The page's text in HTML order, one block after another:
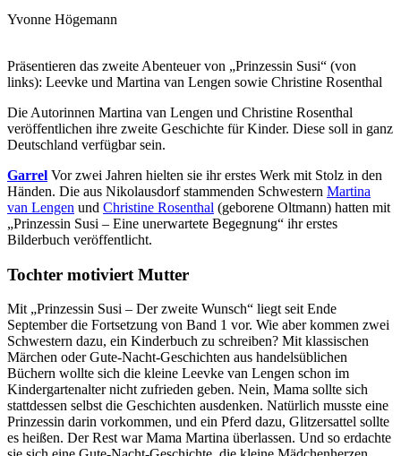
Yvonne Högemann
Präsentieren das zweite Abenteuer von „Prinzessin Susi“ (von
links): Leevke und Martina van Lengen sowie Christine Rosenthal
Die Autorinnen Martina van Lengen und Christine Rosenthal
veröffentlichen ihre zweite Geschichte für Kinder. Diese soll in ganz
Deutschland verfügbar sein.
Garrel Vor zwei Jahren hielten sie ihr erstes Werk mit Stolz in den
Händen. Die aus Nikolausdorf stammenden Schwestern Martina
van Lengen und Christine Rosenthal (geborene Oltmann) hatten mit
„Prinzessin Susi – Eine unerwartete Begegnung“ ihr erstes
Bilderbuch veröffentlicht.
Tochter motiviert Mutter
Mit „Prinzessin Susi – Der zweite Wunsch“ liegt seit Ende
September die Fortsetzung von Band 1 vor. Wie aber kommen zwei
Schwestern dazu, ein Kinderbuch zu schreiben? Mit klassischen
Märchen oder Gute-Nacht-Geschichten aus handelsüblichen
Büchern wollte sich die kleine Leevke van Lengen schon im
Kindergartenalter nicht zufrieden geben. Nein, Mama sollte sich
stattdessen selbst die Geschichten ausdenken. Natürlich musste eine
Prinzessin darin vorkommen, und ein Pferd dazu, Glitzersattel sollte
es heißen. Der Rest war Mama Martina überlassen. Und so erdachte